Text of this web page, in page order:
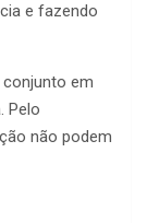
e fazendo
em
Pelo
não podem